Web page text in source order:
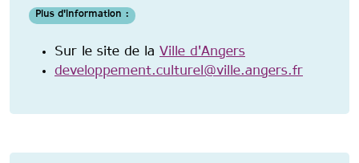
Plus d'information :
Sur le site de la Ville d'Angers
developpement.culturel@ville.angers.fr